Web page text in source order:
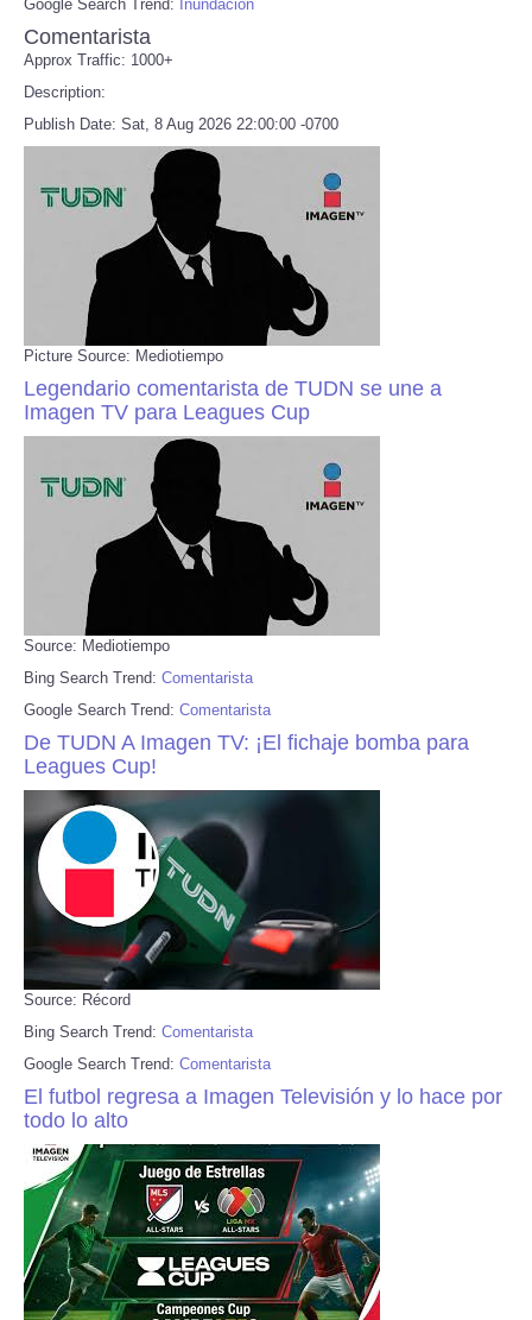
Google Search Trend: Inundación
Comentarista
Approx Traffic: 1000+
Description:
Publish Date: Sat, 8 Aug 2026 22:00:00 -0700
Picture Source: Mediotiempo
Legendario comentarista de TUDN se une a
Imagen TV para Leagues Cup
Source: Mediotiempo
Bing Search Trend: Comentarista
Google Search Trend: Comentarista
De TUDN A Imagen TV: ¡El fichaje bomba para
Leagues Cup!
Source: Récord
Bing Search Trend: Comentarista
Google Search Trend: Comentarista
El futbol regresa a Imagen Televisión y lo hace por
todo lo alto